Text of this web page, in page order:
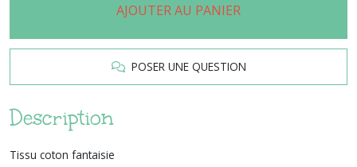
AJOUTER AU PANIER
POSER UNE QUESTION
Description
Tissu coton fantaisie